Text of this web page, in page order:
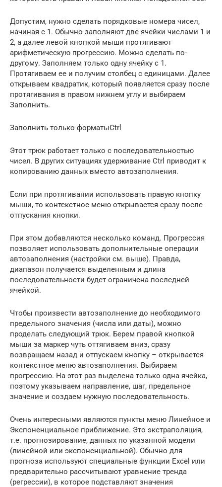
Допустим, нужно сделать порядковые номера чисел,
начиная с 1. Обычно заполняют две ячейки числами 1 и
2, а далее левой кнопкой мыши протягивают
арифметическую прогрессию. Можно сделать по-
другому. Заполняем только одну ячейку с 1.
Протягиваем ее и получим столбец с единицами. Далее
открываем квадратик, который появляется сразу после
протягивания в правом нижнем углу и выбираем
Заполнить.
Заполнить только форматыCtrl
Этот трюк работает только с последовательностью
чисел. В других ситуациях удерживание Ctrl приводит к
копированию данных вместо автозаполнения.
Если при протягивании использовать правую кнопку
мыши, то контекстное меню открывается сразу после
отпускания кнопки.
При этом добавляются несколько команд. Прогрессия
позволяет использовать дополнительные операции
автозаполнения (настройки см. выше). Правда,
диапазон получается выделенным и длина
последовательности будет ограничена последней
ячейкой.
Чтобы произвести автозаполнение до необходимого
предельного значения (числа или даты), можно
проделать следующий трюк. Берем правой кнопкой
мыши за маркер чуть оттягиваем вниз, сразу
возвращаем назад и отпускаем кнопку – открывается
контекстное меню автозаполнения. Выбираем
прогрессию. На этот раз выделена только одна ячейка,
поэтому указываем направление, шаг, предельное
значение и создаем нужную последовательность.
Очень интересными являются пункты меню Линейное и
Экспоненциальное приближение. Это экстраполяция,
т.е. прогнозирование, данных по указанной модели
(линейной или экспоненциальной). Обычно для
прогноза используют специальные функции Excel или
предварительно рассчитывают уравнение тренда
(регрессии), в которое подставляют значения